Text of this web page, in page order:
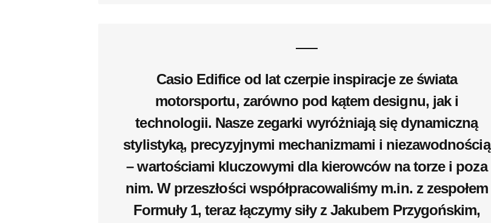
Casio Edifice od lat czerpie inspiracje ze świata
motorsportu, zarówno pod kątem designu, jak i
technologii. Nasze zegarki wyróżniają się dynamiczną
stylistyką, precyzyjnymi mechanizmami i niezawodnością
– wartościami kluczowymi dla kierowców na torze i poza
nim. W przeszłości współpracowaliśmy m.in. z zespołem
Formuły 1, teraz łączymy siły z Jakubem Przygońskim,